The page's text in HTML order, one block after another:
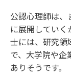
公認心理師は、
に展開してい
士には、研究領
で、大学院や企
ありそうです。